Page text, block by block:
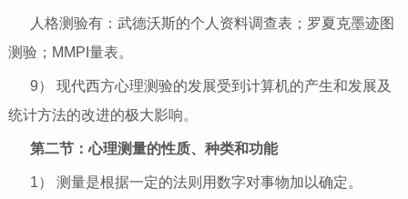
人格测验有：武德沃斯的个人资料调查表；罗夏克墨迹图
测验；MMPI量表。
9） 现代西方心理测验的发展受到计算机的产生和发展及
统计方法的改进的极大影响。
第二节：心理测量的性质、种类和功能
1） 测量是根据一定的法则用数字对事物加以确定。